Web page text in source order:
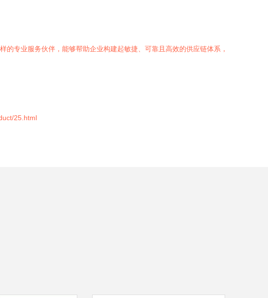
专业服务伙伴，能够帮助企业构建起敏捷、可靠且高效的供应链体系，
25.html